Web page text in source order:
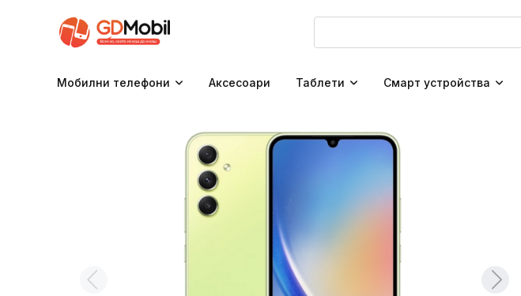
Мобилни телефони Аксесоари Таблети Смарт устройства